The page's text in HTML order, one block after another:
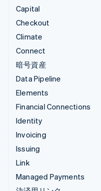
Capital
Checkout
Climate
Connect
暗号資産
Data Pipeline
Elements
Financial Connections
Identity
Invoicing
Issuing
Link
Managed Payments